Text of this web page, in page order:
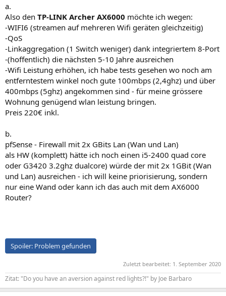
a.
Also den TP-LINK Archer AX6000 möchte ich wegen:
-WIFI6 (streamen auf mehreren Wifi geräten gleichzeitig)
-QoS
-Linkaggregation (1 Switch weniger) dank integriertem 8-Port
-(hoffentlich) die nächsten 5-10 Jahre ausreichen
-Wifi Leistung erhöhen, ich habe tests gesehen wo noch am
entferntestem winkel noch gute 100mbps (2,4ghz) und über
400mbps (5ghz) angekommen sind - für meine grössere
Wohnung genügend wlan leistung bringen.
Preis 220€ inkl.
b.
pfSense - Firewall mit 2x GBits Lan (Wan und Lan)
als HW (komplett) hätte ich noch einen i5-2400 quad core
oder G3420 3.2ghz dualcore) würde der mit 2x 1GBit (Wan
und Lan) ausreichen - ich will keine priorisierung, sondern
nur eine Wand oder kann ich das auch mit dem AX6000
Router?
Spoiler: Problem gefunden
Zuletzt bearbeitet: 1. September 2020
Zitat: "Do you have an aversion against red lights?!" by Joe Barbaro